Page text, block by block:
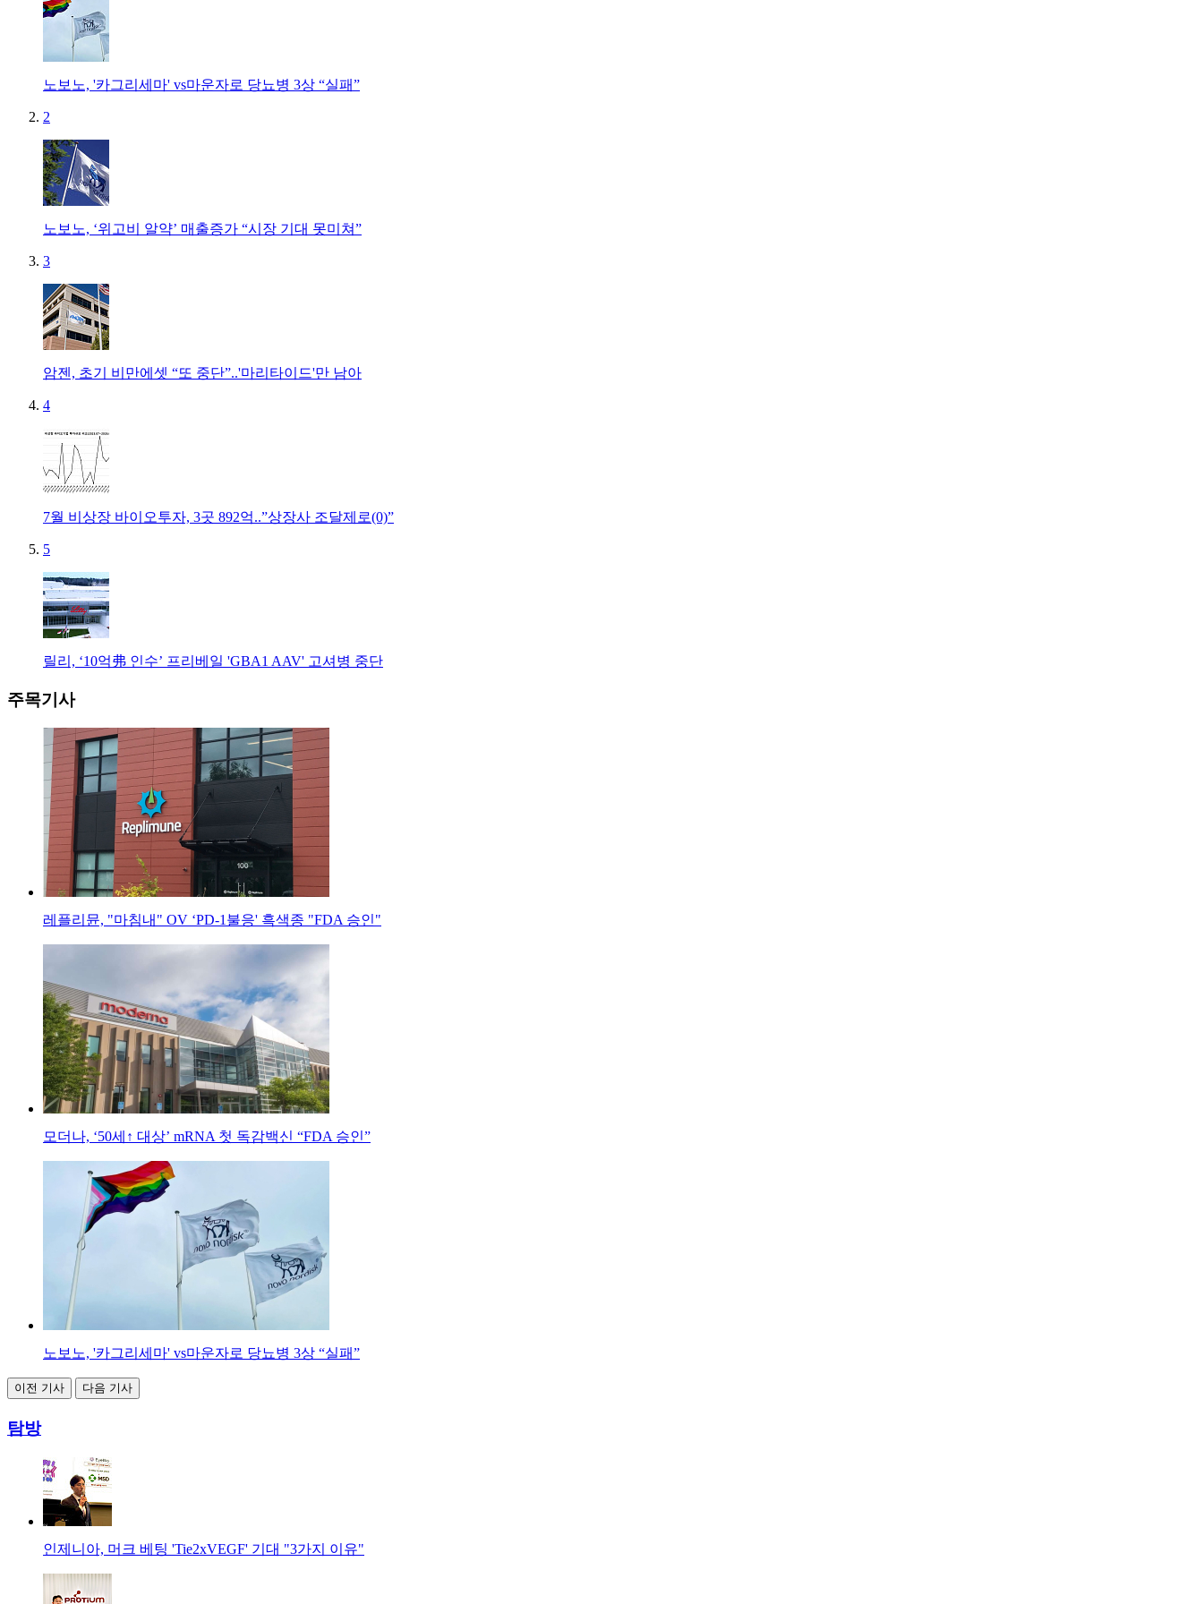
노보노, '카그리세마' vs마운자로 당뇨병 3상 “실패”
2
노보노, ‘위고비 알약’ 매출증가 “시장 기대 못미쳐”
3
암젠, 초기 비만에셋 “또 중단”..'마리타이드'만 남아
4
7월 비상장 바이오투자, 3곳 892억..”상장사 조달제로(0)”
5
릴리, ‘10억弗 인수’ 프리베일 'GBA1 AAV' 고셔병 중단
주목기사
레플리뮨, "마침내" OV ‘PD-1불응' 흑색종 "FDA 승인"
모더나, ‘50세↑ 대상’ mRNA 첫 독감백신 “FDA 승인”
노보노, '카그리세마' vs마운자로 당뇨병 3상 “실패”
이전 기사 다음 기사
탐방
인제니아, 머크 베팅 'Tie2xVEGF' 기대 "3가지 이유"